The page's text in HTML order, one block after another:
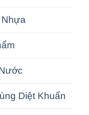
Nhựa
Diệt Khuẩn